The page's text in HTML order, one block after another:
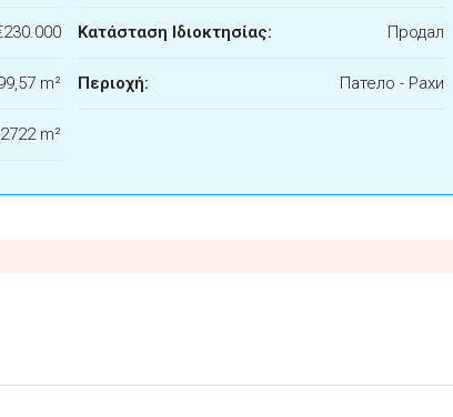
m²
2722 m²
Κατάσταση Ιδιοκτησίας: Продал
Περιοχή: Патело - Рахи